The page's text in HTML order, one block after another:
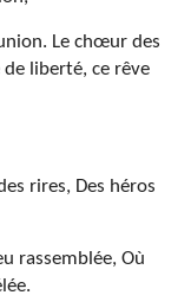
Le chœur des
liberté, ce rêve
rires, Des héros
rassemblée, Où